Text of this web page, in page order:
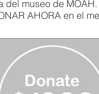
del museo de
AHORA en el